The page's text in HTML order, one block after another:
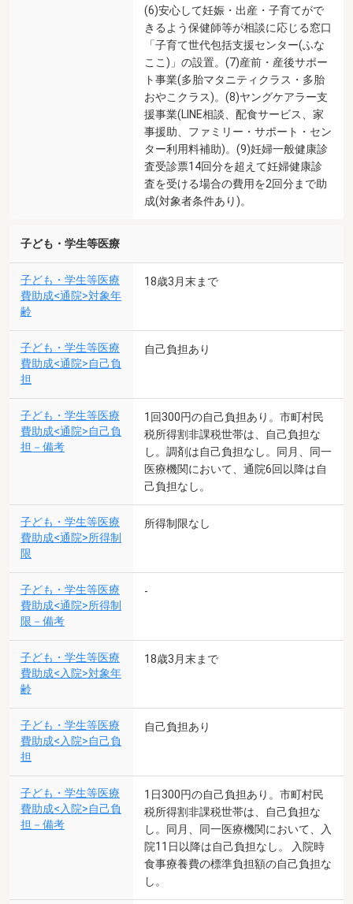
(6)安心して妊娠・出産・子育てがで
きるよう保健師等が相談に応じる窓口
「子育て世代包括支援センター(ふな
ここ)」の設置。(7)産前・産後サポー
ト事業(多胎マタニティクラス・多胎
おやこクラス)。(8)ヤングケアラー支
援事業(LINE相談、配食サービス、家
事援助、ファミリー・サポート・セン
ター利用料補助)。(9)妊婦一般健康診
査受診票14回分を超えて妊婦健康診
査を受ける場合の費用を2回分まで助
成(対象者条件あり)。
子ども・学生等医療
子ども・学生等医療
費助成<通院>対象年
齢
18歳3月末まで
子ども・学生等医療
費助成<通院>自己負
担
自己負担あり
子ども・学生等医療
費助成<通院>自己負
担－備考
1回300円の自己負担あり。市町村民
税所得割非課税世帯は、自己負担な
し。調剤は自己負担なし。同月、同一
医療機関において、通院6回以降は自
己負担なし。
子ども・学生等医療
費助成<通院>所得制
限
所得制限なし
子ども・学生等医療
費助成<通院>所得制
限－備考
-
子ども・学生等医療
費助成<入院>対象年
齢
18歳3月末まで
子ども・学生等医療
費助成<入院>自己負
担
自己負担あり
子ども・学生等医療
費助成<入院>自己負
担－備考
1日300円の自己負担あり。市町村民
税所得割非課税世帯は、自己負担な
し。同月、同一医療機関において、入
院11日以降は自己負担なし。 入院時
食事療養費の標準負担額の自己負担な
し。